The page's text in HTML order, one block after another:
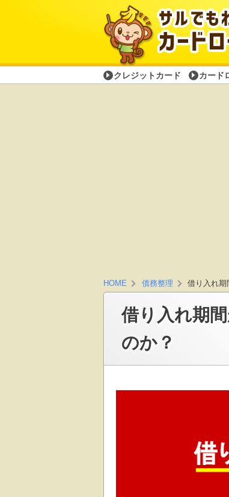
クレジットカード カード
HOME 債務整理 借り入れ期
借り入れ期
のか？